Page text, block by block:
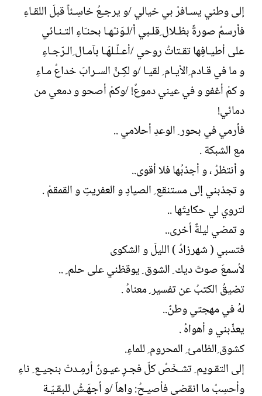
إلى وطني يسـافرُ بي خيالي /و يرجـِعُ خاسِـئاً قبلَ اللقـاءِ
فأرسمُ صورةً بظـلال ِقلـبي أ/لـوّنـُهـا بحنـّاءِ التـنـائي
على أطيـافِها تقـتاتُ روحي /أعـلّـلهَـا بآمـال ِالـرّجـاءِ
و ما في قـادم ِالأيـام ِ لقيـا /و لكِـنَّ السـرابَ خداعُ مـاءِ
و كمْ أغفو و في عيني دموعٌ! /وكمْ أصحو و دمعي من
دمائي!
فأرمي في بحور ِ الوعدِ أحلامي ..
مع الشبكة .
و أنتظرُ ، و أجذبُها فلا أقوى..
و تجذبني إلى مستنقع ِ الصيادِ و العفريتِ و القمقمْ .
لتروي لي حكايتَها ..
و تمضي ليلةٌ أخرى..
فتسبي ( شهرزادُ ) الليلَ و الشكوى
لأسمعَ صوتَ ديك ِ الشوق ِ يوقظني على حلم ٍ ..
تضيقُ الكتبُ عن تفسير ِ معناهُ .
لهُ في مهجتي وطنٌ..
يعذّبني و أهواهُ .
كشوق ِالظامئ ِ المحروم ِ للماءِ.
إلى التقـويم ِ تشـخَصُ كلّ فجـرٍ عيـونٌ أرمِـدتْ بنجيـع ِ ناءِ
وأحسِبُ ما انقضى فأصيـحُ: واهاً /و أجهَـشُ للبقـيّـة